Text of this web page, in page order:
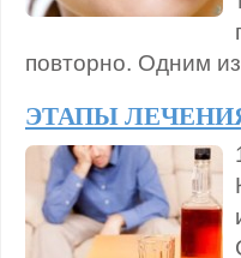
повторно. Одним
ЭТАПЫ